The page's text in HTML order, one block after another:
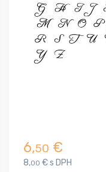
6,50 €
8,00 € s DPH